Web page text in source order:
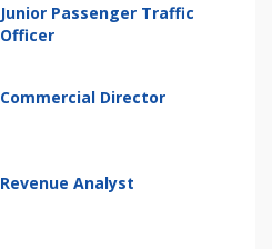
Junior Passenger Traffic
Officer
Commercial Director
Revenue Analyst